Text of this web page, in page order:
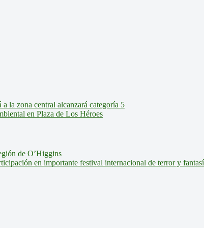
la zona central alcanzará categoría 5
en Plaza de Los Héroes
de O’Higgins
en importante festival internacional de terror y